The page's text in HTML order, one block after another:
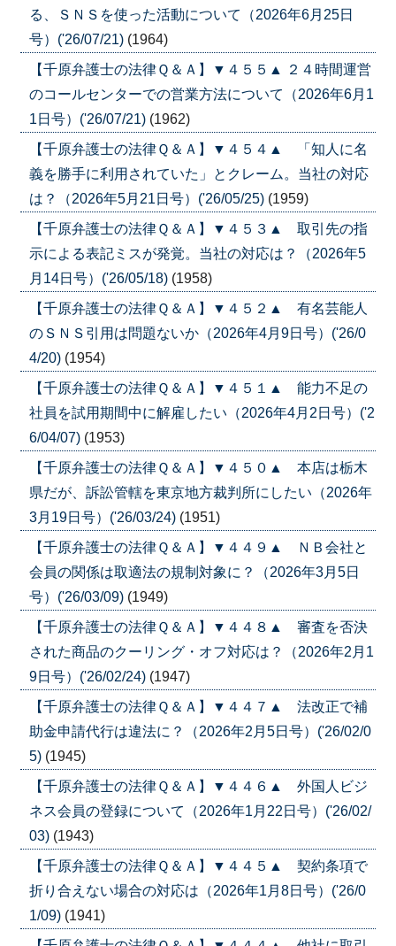
る、ＳＮＳを使った活動について（2026年6月25日
号）('26/07/21) (1964)
【千原弁護士の法律Ｑ＆Ａ】▼４５５▲ ２４時間運営
のコールセンターでの営業方法について（2026年6月1
1日号）('26/07/21) (1962)
【千原弁護士の法律Ｑ＆Ａ】▼４５４▲ 「知人に名
義を勝手に利用されていた」とクレーム。当社の対応
は？（2026年5月21日号）('26/05/25) (1959)
【千原弁護士の法律Ｑ＆Ａ】▼４５３▲ 取引先の指
示による表記ミスが発覚。当社の対応は？（2026年5
月14日号）('26/05/18) (1958)
【千原弁護士の法律Ｑ＆Ａ】▼４５２▲ 有名芸能人
のＳＮＳ引用は問題ないか（2026年4月9日号）('26/0
4/20) (1954)
【千原弁護士の法律Ｑ＆Ａ】▼４５１▲ 能力不足の
社員を試用期間中に解雇したい（2026年4月2日号）('2
6/04/07) (1953)
【千原弁護士の法律Ｑ＆Ａ】▼４５０▲ 本店は栃木
県だが、訴訟管轄を東京地方裁判所にしたい（2026年
3月19日号）('26/03/24) (1951)
【千原弁護士の法律Ｑ＆Ａ】▼４４９▲ ＮＢ会社と
会員の関係は取適法の規制対象に？（2026年3月5日
号）('26/03/09) (1949)
【千原弁護士の法律Ｑ＆Ａ】▼４４８▲ 審査を否決
された商品のクーリング・オフ対応は？（2026年2月1
9日号）('26/02/24) (1947)
【千原弁護士の法律Ｑ＆Ａ】▼４４７▲ 法改正で補
助金申請代行は違法に？（2026年2月5日号）('26/02/0
5) (1945)
【千原弁護士の法律Ｑ＆Ａ】▼４４６▲ 外国人ビジ
ネス会員の登録について（2026年1月22日号）('26/02/
03) (1943)
【千原弁護士の法律Ｑ＆Ａ】▼４４５▲ 契約条項で
折り合えない場合の対応は（2026年1月8日号）('26/0
1/09) (1941)